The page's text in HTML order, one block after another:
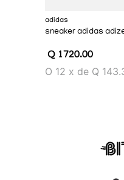
adidas
sneaker adidas
Q 1720.00
O 12 x de Q